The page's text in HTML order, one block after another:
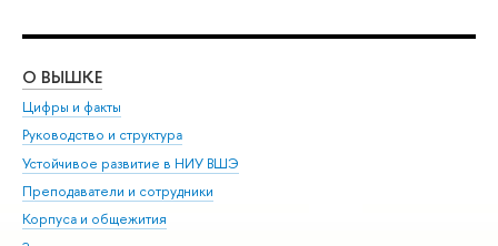
О ВЫШКЕ
Цифры и факты
Руководство и структура
Устойчивое развитие в НИУ ВШЭ
Преподаватели и сотрудники
Корпуса и общежития